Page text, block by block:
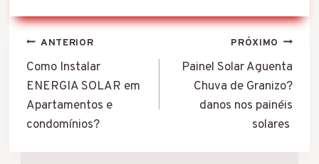
deseja instalar um
sistema de energia solar
estabelecimento
comercial. Os
importados e nacionais
em painéis fotovoltaicos
Navegação
de
Post
ANTERIOR
Como Instalar
ENERGIA SOLAR em
Apartamentos e
condomínios?
PRÓXIMO
Painel Solar Aguenta
Chuva de Granizo?
danos nos painéis
solares